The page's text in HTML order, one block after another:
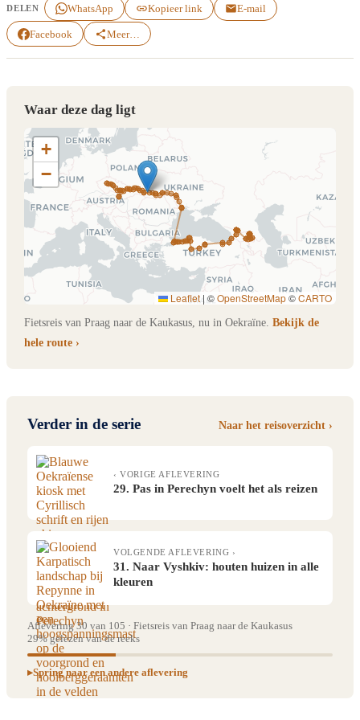
DELEN WhatsApp Kopieer link E-mail
Facebook Meer…
Waar deze dag ligt
+
−
Leaflet | ©OpenStreetMap©CARTO
Fietsreis van Praag naar de Kaukasus, nu in Oekraïne. Bekijk de
hele route ›
Verder in de serie Naar het reisoverzicht ›
‹ VORIGE AFLEVERING
29. Pas in Perechyn voelt het als reizen
VOLGENDE AFLEVERING ›
31. Naar Vyshkiv: houten huizen in alle
kleuren
Aflevering 30 van 105 · Fietsreis van Praag naar de Kaukasus
29% gelezen van de reeks
Spring naar een andere aflevering